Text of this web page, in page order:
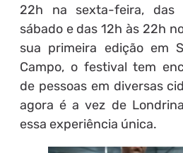
22h na sexta-feira,
sábado e das 12h às 22h
sua primeira edição em
Campo, o festival tem
de pessoas em diversas
agora é a vez de
essa experiência única.